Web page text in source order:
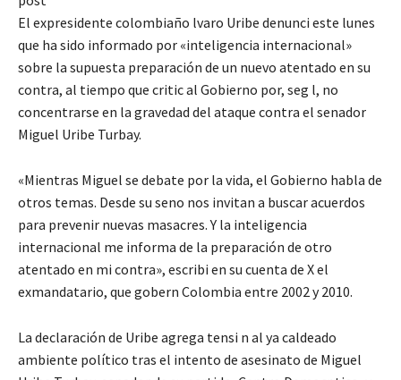
El expresidente colombiaño lvaro Uribe denunci este lunes
que ha sido informado por «inteligencia internacional»
sobre la supuesta preparación de un nuevo atentado en su
contra, al tiempo que critic al Gobierno por, seg l, no
concentrarse en la gravedad del ataque contra el senador
Miguel Uribe Turbay.
«Mientras Miguel se debate por la vida, el Gobierno habla de
otros temas. Desde su seno nos invitan a buscar acuerdos
para prevenir nuevas masacres. Y la inteligencia
internacional me informa de la preparación de otro
atentado en mi contra», escribi en su cuenta de X el
exmandatario, que gobern Colombia entre 2002 y 2010.
La declaración de Uribe agrega tensi n al ya caldeado
ambiente político tras el intento de asesinato de Miguel